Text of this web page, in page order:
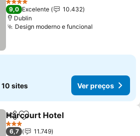
4 Estrelas
9,0 Excelente
10.432
Dublin
Design moderno e funcional
10 sites Ver preços
PartilharAdicionar aos favoritos
Harcourt Hotel
3 Estrelas
6,7
11.749